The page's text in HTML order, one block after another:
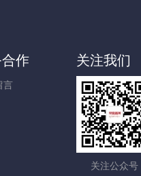
作
言
关注我们
关注公众号